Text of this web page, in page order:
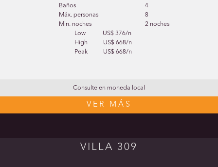
Baños
4
Máx. personas
8
Min. noches
2 noches
Low
US$ 376/n
High
US$ 668/n
Peak
US$ 668/n
Consulte en moneda local
VER MÁS
VILLA 309